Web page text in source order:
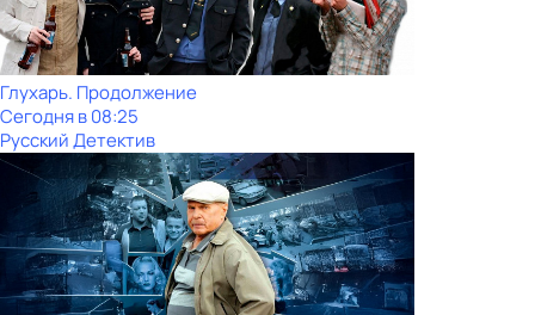
Глухарь. Продолжение
Сегодня в 08:25
Русский Детектив